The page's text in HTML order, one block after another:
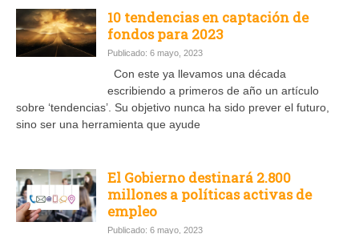
10 tendencias en captación de
fondos para 2023
Publicado: 6 mayo, 2023
Con este ya llevamos una década
escribiendo a primeros de año un artículo
sobre ‘tendencias’. Su objetivo nunca ha sido prever el futuro,
sino ser una herramienta que ayude
El Gobierno destinará 2.800
millones a políticas activas de
empleo
Publicado: 6 mayo, 2023